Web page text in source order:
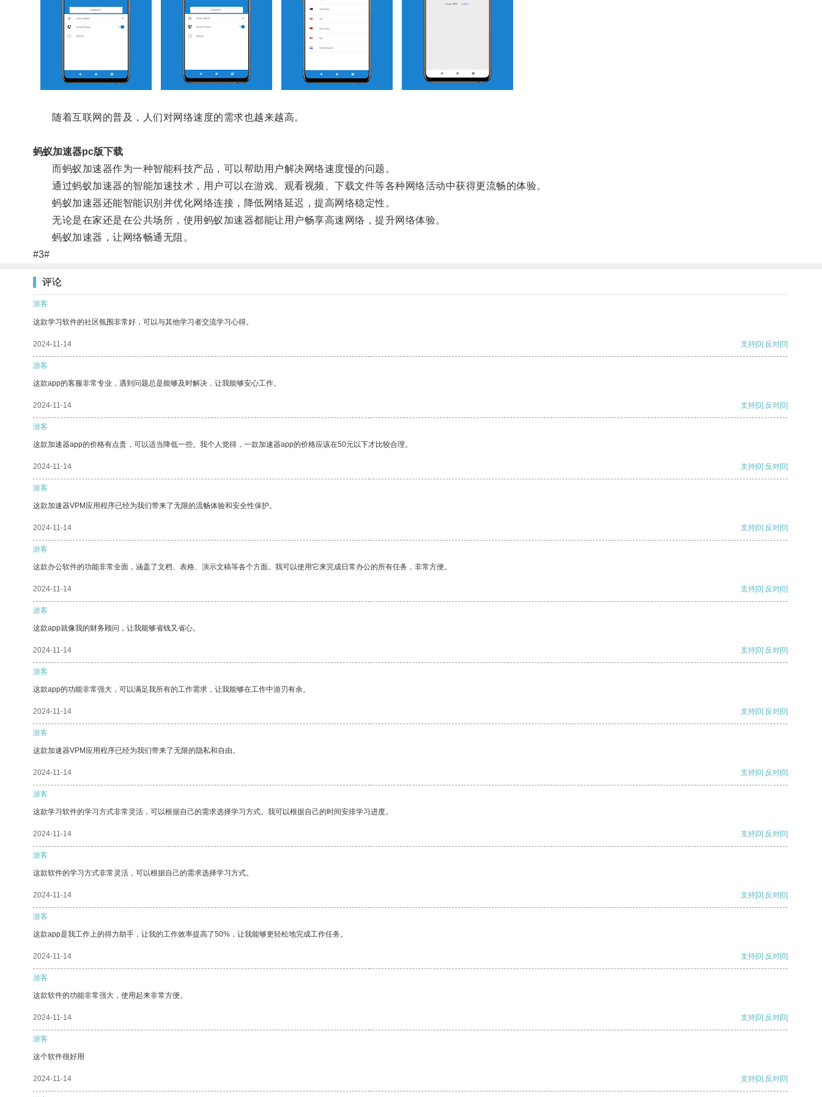
随着互联网的普及，人们对网络速度的需求也越来越高。
蚂蚁加速器pc版下载
而蚂蚁加速器作为一种智能科技产品，可以帮助用户解决网络速度慢的问题。
通过蚂蚁加速器的智能加速技术，用户可以在游戏、观看视频、下载文件等各种网络活动中获得更流畅的体验。
蚂蚁加速器还能智能识别并优化网络连接，降低网络延迟，提高网络稳定性。
无论是在家还是在公共场所，使用蚂蚁加速器都能让用户畅享高速网络，提升网络体验。
蚂蚁加速器，让网络畅通无阻。
#3#
评论
游客
这款学习软件的社区氛围非常好，可以与其他学习者交流学习心得。
2024-11-14 支持[0] 反对[0]
游客
这款app的客服非常专业，遇到问题总是能够及时解决，让我能够安心工作。
2024-11-14 支持[0] 反对[0]
游客
这款加速器app的价格有点贵，可以适当降低一些。我个人觉得，一款加速器app的价格应该在50元以下才比较合理。
2024-11-14 支持[0] 反对[0]
游客
这款加速器VPM应用程序已经为我们带来了无限的流畅体验和安全性保护。
2024-11-14 支持[0] 反对[0]
游客
这款办公软件的功能非常全面，涵盖了文档、表格、演示文稿等各个方面。我可以使用它来完成日常办公的所有任务，非常方便。
2024-11-14 支持[0] 反对[0]
游客
这款app就像我的财务顾问，让我能够省钱又省心。
2024-11-14 支持[0] 反对[0]
游客
这款app的功能非常强大，可以满足我所有的工作需求，让我能够在工作中游刃有余。
2024-11-14 支持[0] 反对[0]
游客
这款加速器VPM应用程序已经为我们带来了无限的隐私和自由。
2024-11-14 支持[0] 反对[0]
游客
这款学习软件的学习方式非常灵活，可以根据自己的需求选择学习方式。我可以根据自己的时间安排学习进度。
2024-11-14 支持[0] 反对[0]
游客
这款软件的学习方式非常灵活，可以根据自己的需求选择学习方式。
2024-11-14 支持[0] 反对[0]
游客
这款app是我工作上的得力助手，让我的工作效率提高了50%，让我能够更轻松地完成工作任务。
2024-11-14 支持[0] 反对[0]
游客
这款软件的功能非常强大，使用起来非常方便。
2024-11-14 支持[0] 反对[0]
游客
这个软件很好用
2024-11-14 支持[0] 反对[0]